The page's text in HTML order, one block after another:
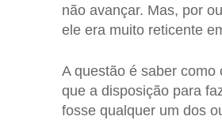
não avançar. Mas, por
ele era muito reticente
A questão é saber
que a disposição para
fosse qualquer um dos